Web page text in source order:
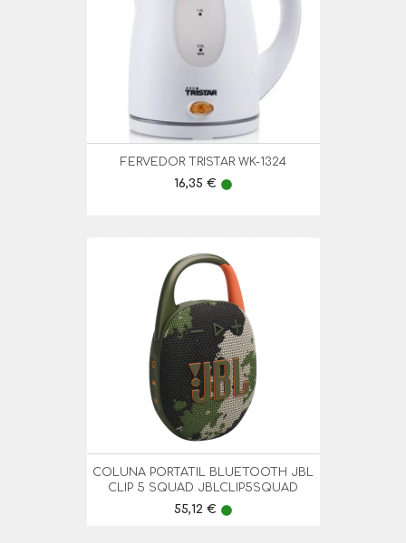
FERVEDOR TRISTAR WK-1324
Preço
16,35 € lens
COLUNA PORTATIL BLUETOOTH JBL
CLIP 5 SQUAD JBLCLIP5SQUAD
Preço
55,12 € lens